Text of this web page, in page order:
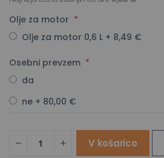
Olje za motor
Olje za motor 0,6 L + 8,49 €
Osebni prevzem
da
ne + 80,00 €
V košarico